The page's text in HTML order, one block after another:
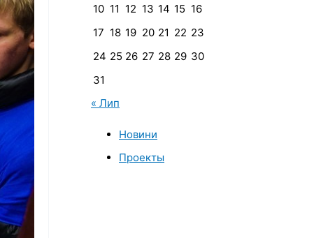
10 11 12 13 14 15 16
17 18 19 20 21 22 23
24 25 26 27 28 29 30
31
« Лип
Новини
Проекты